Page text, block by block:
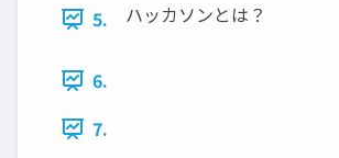
5. ハッカソンとは？
6.
7.